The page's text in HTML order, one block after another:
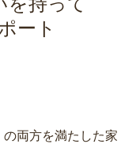
ート
の両方を満たした家